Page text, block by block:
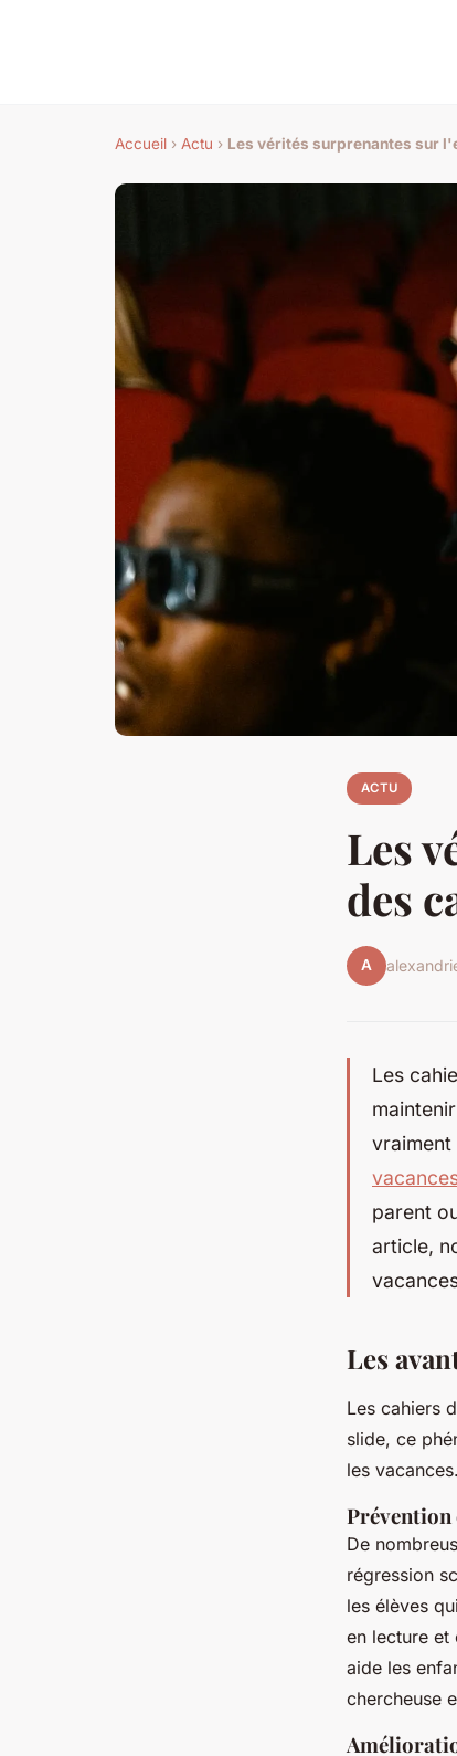
Accueil › Actu › Les vérités surprenantes sur
ACTU
Les
des
A
Les
vraiment
parent
article,
Les
Les cahiers
slide, ce
les
Prévention
De
régression
les élèves
en lecture et
aide les
chercheuse